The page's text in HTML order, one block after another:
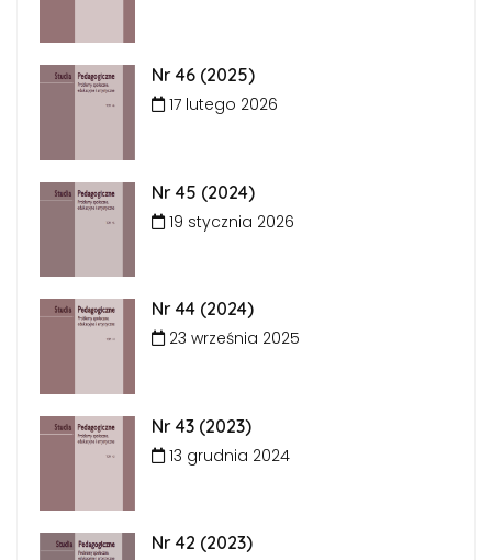
Nr 46 (2025)
17 lutego 2026
Nr 45 (2024)
19 stycznia 2026
Nr 44 (2024)
23 września 2025
Nr 43 (2023)
13 grudnia 2024
Nr 42 (2023)